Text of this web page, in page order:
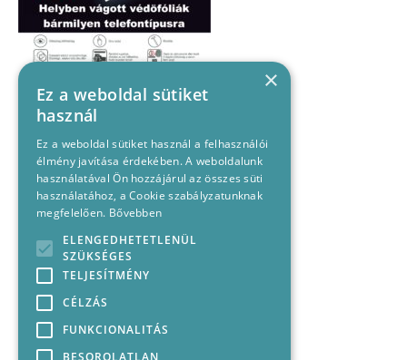
×
Ez a weboldal sütiket
használ
Ez a weboldal sütiket használ a felhasználói
élmény javítása érdekében. A weboldalunk
használatával Ön hozzájárul az összes süti
használatához, a Cookie szabályzatunknak
megfelelően. Bővebben
ELENGEDHETETLENÜL
SZÜKSÉGES
TELJESÍTMÉNY
CÉLZÁS
FUNKCIONALITÁS
BESOROLATLAN